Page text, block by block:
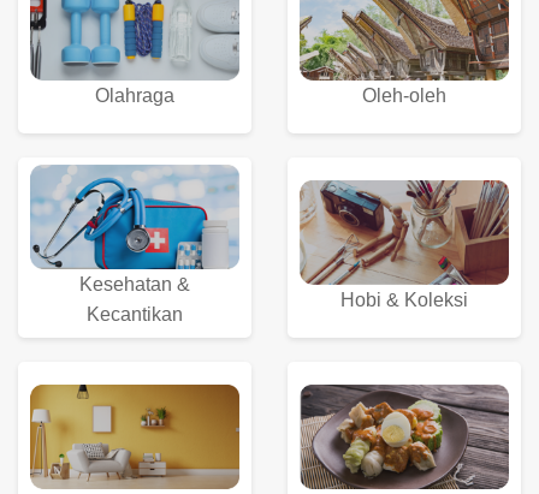
Olahraga Oleh-oleh
Kesehatan &
Kecantikan
Hobi & Koleksi